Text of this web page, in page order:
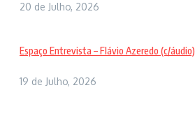
20 de Julho, 2026
Espaço Entrevista – Flávio Azeredo (c/áudio)
19 de Julho, 2026